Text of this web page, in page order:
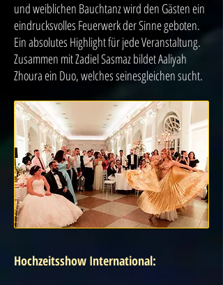
und weiblichen Bauchtanz wird den Gästen ein
eindrucksvolles Feuerwerk der Sinne geboten.
Ein absolutes Highlight für jede Veranstaltung.
Zusammen mit Zadiel Sasmaz bildet Aaliyah
Zhoura ein Duo, welches seinesgleichen sucht.
Hochzeitsshow International: